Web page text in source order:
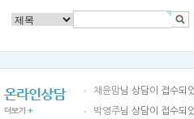
채윤맘님 상담이 접수되
박영주님 상담이 접수되